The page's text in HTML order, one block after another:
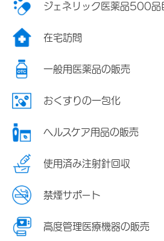
ジェネリック医薬品500品
在宅訪問
一般用医薬品の販売
おくすりの一包化
ヘルスケア用品の販売
使用済み注射針回収
禁煙サポート
高度管理医療機器の販売